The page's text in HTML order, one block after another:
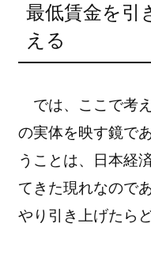
最低賃金を引
える
では、ここで考
の実体を映す鏡で
うことは、日本経
てきた現れなので
やり引き上げたら